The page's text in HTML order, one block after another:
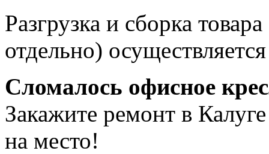
Разгрузка и сборка
отдельно)
Сломалось офисное
Закажите ремонт в
на место!